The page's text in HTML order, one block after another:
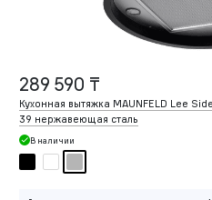
289 590 ₸
Кухонная вытяжка MAUNFELD Lee
39 нержавеющая сталь
В наличии